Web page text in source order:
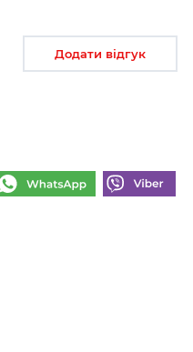
Додати відгук